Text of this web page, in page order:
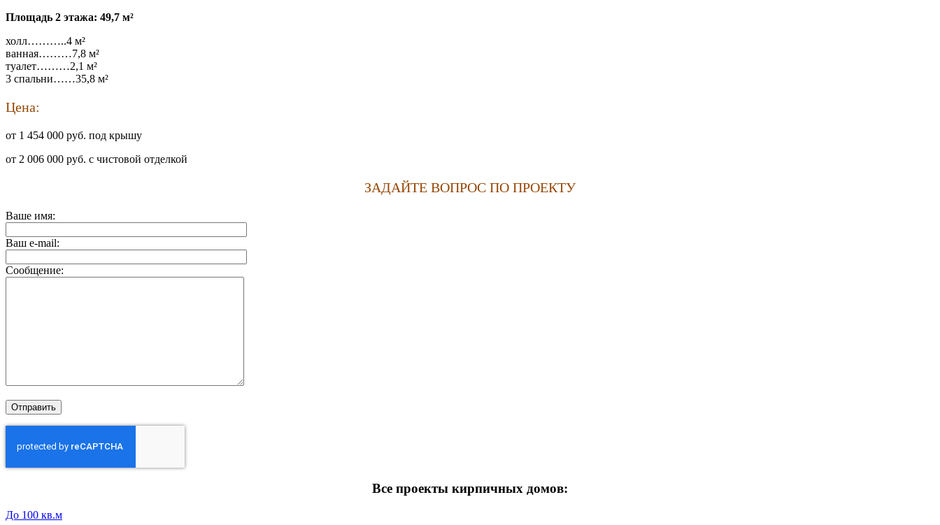
Площадь 2 этажа: 49,7 м²
холл………..4 м²
ванная………7,8 м²
туалет………2,1 м²
3 спальни……35,8 м²
Цена:
от 1 454 000 руб. под крышу
от 2 006 000 руб. с чистовой отделкой
ЗАДАЙТЕ ВОПРОС ПО ПРОЕКТУ
Ваше имя:
Ваш e-mail:
Сообщение:
Все проекты кирпичных домов:
До 100 кв.м